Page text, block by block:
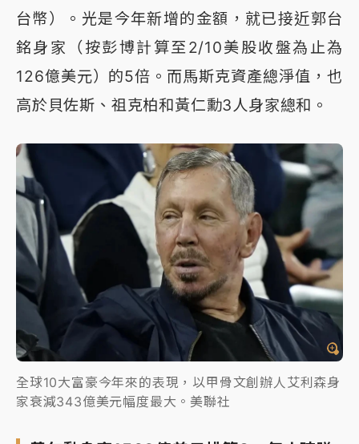
台幣）。光是今年新增的金額，就已接近郭台
銘身家（按彭博計算至2/10美股收盤為止為
126億美元）的5倍。而馬斯克資產總淨值，也
高於貝佐斯、祖克柏和黃仁勳3人身家總和。
全球10大富豪今年來的表現，以甲骨文創辦人艾利森身
家衰減343億美元幅度最大。美聯社